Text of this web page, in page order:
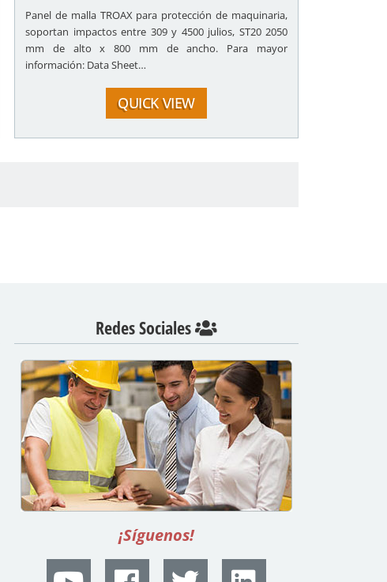
Panel de malla TROAX para protección de maquinaria,
soportan impactos entre 309 y 4500 julios, ST20 2050
mm de alto x 800 mm de ancho. Para mayor
información: Data Sheet…
QUICK VIEW
Redes Sociales
¡Síguenos!